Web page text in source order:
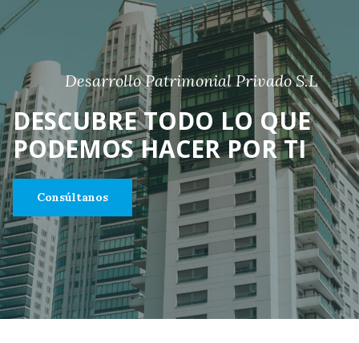
Desarrollo Patrimonial Privado S.L
DESCUBRE TODO LO QUE
PODEMOS HACER POR TI
Consúltanos